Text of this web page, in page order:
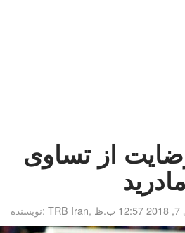
از تساوی
نویسنده:TRB Iran,